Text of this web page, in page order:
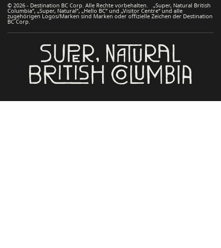
© 2026 - Destination BC Corp. Alle Rechte vorbehalten. „Super, Natural British
Columbia“, „Super, Natural“, „Hello BC“ und „Visitor Centre“ und alle
zugehörigen Logos/Marken sind Marken oder offizielle Zeichen der Destination
BC Corp.